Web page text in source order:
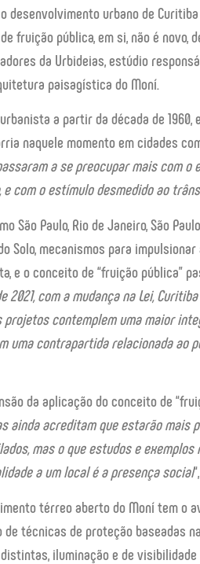
desenvolvimento urbano de
fruição pública, em si, não é novo,
da Urbideias, estúdio
paisagística do Moní.
a partir da década de 1960,
naquele momento em cidades
a se preocupar mais com
com o estímulo desmedido ao
São Paulo, Rio de Janeiro, São
Solo, mecanismos para
e o conceito de “fruição pública”
2021, com a mudança na Lei,
contemplem uma maior
uma contrapartida relacionada
da aplicação do conceito de
ainda acreditam que estarão mais
mas o que estudos e
a um local é a presença social
térreo aberto do Moní tem o
técnicas de proteção baseadas
iluminação e de visibilidade